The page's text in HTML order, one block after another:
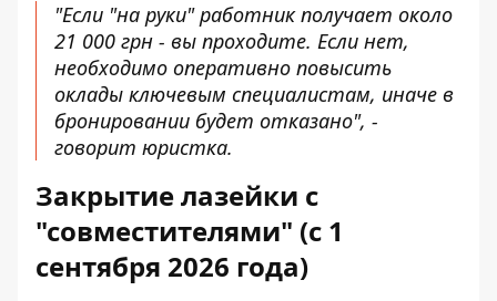
"Если "на руки" работник получает около
21 000 грн - вы проходите. Если нет,
необходимо оперативно повысить
оклады ключевым специалистам, иначе в
бронировании будет отказано", -
говорит юристка.
Закрытие лазейки с
"совместителями" (с 1
сентября 2026 года)